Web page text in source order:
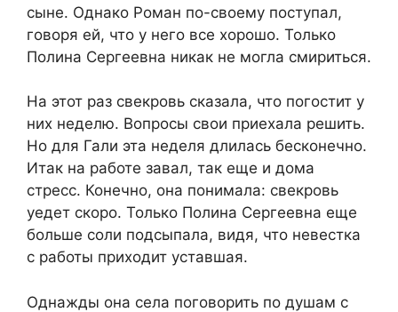
сыне. Однако Роман по-своему поступал,
говоря ей, что у него все хорошо. Только
Полина Сергеевна никак не могла смириться.
На этот раз свекровь сказала, что погостит у
них неделю. Вопросы свои приехала решить.
Но для Гали эта неделя длилась бесконечно.
Итак на работе завал, так еще и дома
стресс. Конечно, она понимала: свекровь
уедет скоро. Только Полина Сергеевна еще
больше соли подсыпала, видя, что невестка
с работы приходит уставшая.
Однажды она села поговорить по душам с